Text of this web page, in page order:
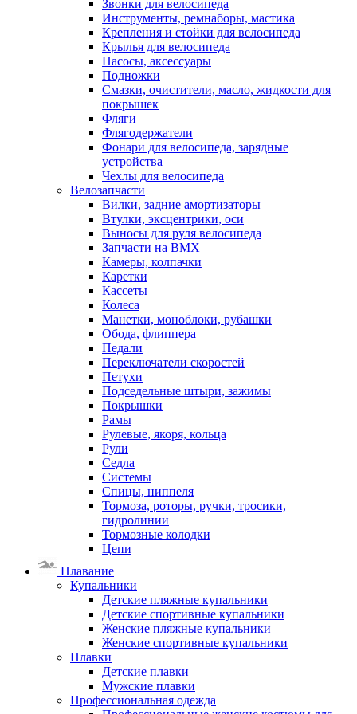
Звонки для велосипеда
Инструменты, ремнаборы, мастика
Крепления и стойки для велосипеда
Крылья для велосипеда
Насосы, аксессуары
Подножки
Смазки, очистители, масло, жидкости для
покрышек
Фляги
Флягодержатели
Фонари для велосипеда, зарядные
устройства
Чехлы для велосипеда
Велозапчасти
Вилки, задние амортизаторы
Втулки, эксцентрики, оси
Выносы для руля велосипеда
Запчасти на BMX
Камеры, колпачки
Каретки
Кассеты
Колеса
Манетки, моноблоки, рубашки
Обода, флиппера
Педали
Переключатели скоростей
Петухи
Подседельные штыри, зажимы
Покрышки
Рамы
Рулевые, якоря, кольца
Рули
Седла
Системы
Спицы, ниппеля
Тормоза, роторы, ручки, тросики,
гидролинии
Тормозные колодки
Цепи
Плавание
Купальники
Детские пляжные купальники
Детские спортивные купальники
Женские пляжные купальники
Женские спортивные купальники
Плавки
Детские плавки
Мужские плавки
Профессиональная одежда